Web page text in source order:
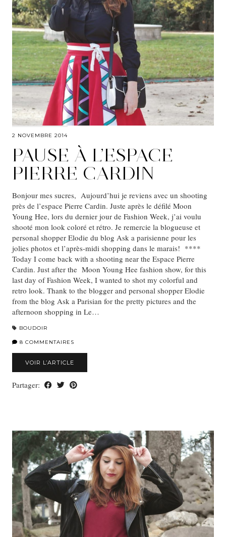
2 NOVEMBRE 2014
PAUSE À L’ESPACE
PIERRE CARDIN
Bonjour mes sucres, Aujourd’hui je reviens avec un shooting
près de l’espace Pierre Cardin. Juste après le défilé Moon
Young Hee, lors du dernier jour de Fashion Week, j’ai voulu
shooté mon look coloré et rétro. Je remercie la blogueuse et
personal shopper Elodie du blog Ask a parisienne pour les
jolies photos et l’après-midi shopping dans le marais! ****
Today I come back with a shooting near the Espace Pierre
Cardin. Just after the Moon Young Hee fashion show, for this
last day of Fashion Week, I wanted to shot my colorful and
retro look. Thank to the blogger and personal shopper Elodie
from the blog Ask a Parisian for the pretty pictures and the
afternoon shopping in Le…
BOUDOIR
8 COMMENTAIRES
VOIR L’ARTICLE
Partager: